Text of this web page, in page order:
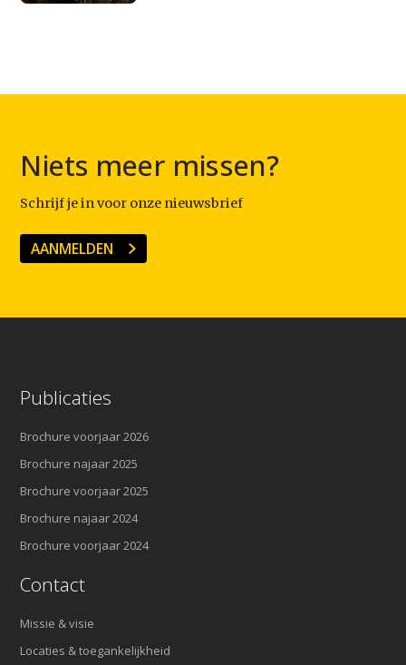
Niets meer missen?
Schrijf je in voor onze nieuwsbrief
AANMELDEN
Publicaties
Brochure voorjaar 2026
Brochure najaar 2025
Brochure voorjaar 2025
Brochure najaar 2024
Brochure voorjaar 2024
Contact
Missie & visie
Locaties & toegankelijkheid